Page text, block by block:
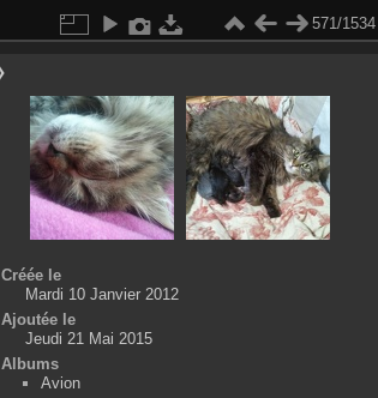
571/1534
Créée le
Mardi 10 Janvier 2012
Ajoutée le
Jeudi 21 Mai 2015
Albums
Avion